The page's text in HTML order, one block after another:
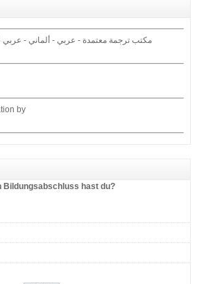
مكتب ترجمة معتمدة - عربي - ألماني - عربي
by
Bildungsabschluss hast du?